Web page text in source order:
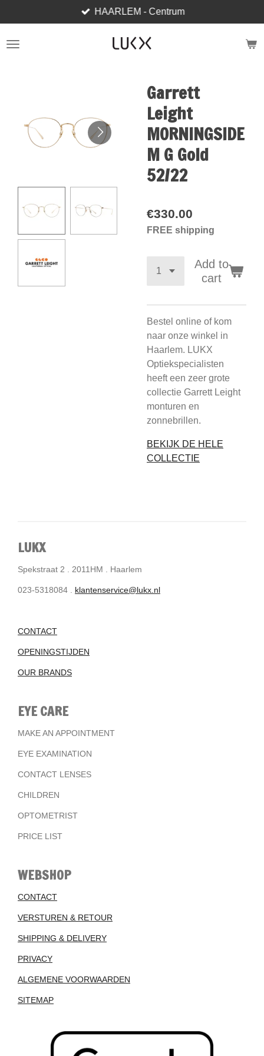
to
main
HAARLEM - Centrum
Garrett
Leight
MORNINGSIDE
M G Gold
52/22
€330.00
FREE shipping
Add to
cart
Bestel online of kom
naar onze winkel in
Haarlem. LUKX
Optiekspecialisten
heeft een zeer grote
collectie Garrett Leight
monturen en
zonnebrillen.
BEKIJK DE HELE
COLLECTIE
LUKX
Spekstraat 2 . 2011HM . Haarlem
023-5318084 . klantenservice@lukx.nl
CONTACT
OPENINGSTIJDEN
OUR BRANDS
EYE CARE
MAKE AN APPOINTMENT
EYE EXAMINATION
CONTACT LENSES
CHILDREN
OPTOMETRIST
PRICE LIST
WEBSHOP
CONTACT
VERSTUREN & RETOUR
SHIPPING & DELIVERY
PRIVACY
ALGEMENE VOORWAARDEN
SITEMAP